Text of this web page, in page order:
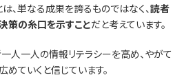
、単なる成果を誇るものではなく、読者
策の糸口を示すことだと考えています。
人一人の情報リテラシーを高め、やがて
ていくと信じています。